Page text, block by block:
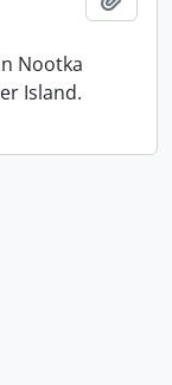
Nootka
Island.